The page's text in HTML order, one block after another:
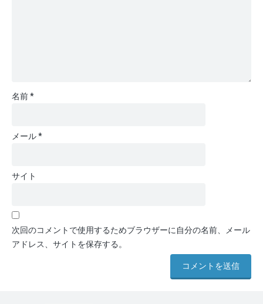
名前*
メール*
サイト
次回のコメントで使用するためブラウザーに自分の名前、メール
アドレス、サイトを保存する。